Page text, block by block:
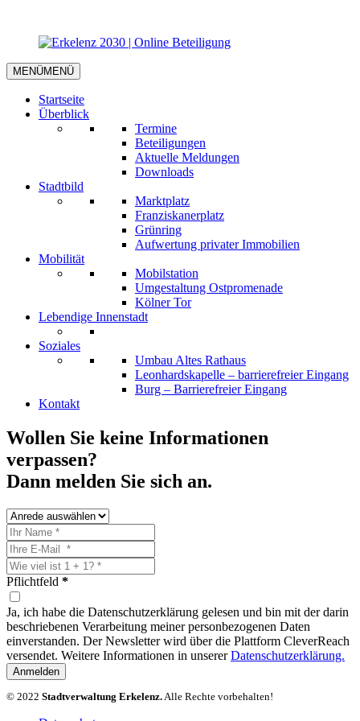
MENÜMENÜ
Startseite
Überblick
Termine
Beteiligungen
Aktuelle Meldungen
Downloads
Stadtbild
Marktplatz
Franziskanerplatz
Grünring
Aufwertung privater Immobilien
Mobilität
Mobilstation
Umgestaltung Ostpromenade
Kölner Tor
Lebendige Innenstadt
Soziales
Umbau Altes Rathaus
Leonhardskapelle – barrierefreier Eingang
Burg – Barrierefreier Eingang
Kontakt
Wollen Sie keine Informationen
verpassen?
Dann melden Sie sich an.
Pflichtfeld *
Ja, ich habe die Datenschutzerklärung gelesen und bin mit der darin
beschriebenen Verarbeitung meiner personbezogenen Daten
einverstanden. Der Newsletter wird über die Plattform CleverReach
versendet. Weitere Informationen in unsererDatenschutzerklärung.
Anmelden
© 2022 Stadtverwaltung Erkelenz.Alle Rechte vorbehalten!